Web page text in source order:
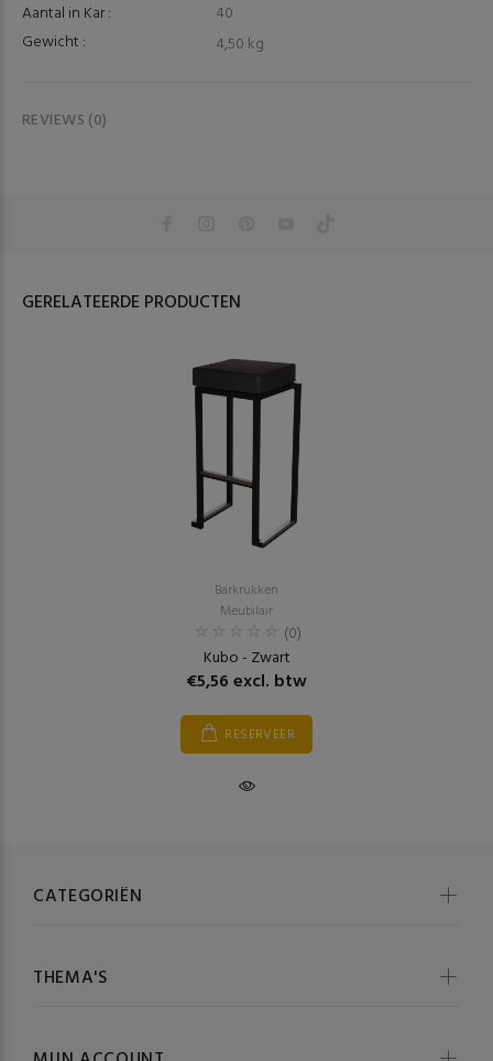
Aantal in Kar :
40
Gewicht :
4,50 kg
REVIEWS (0)
GERELATEERDE PRODUCTEN
Barkrukken
Meubilair
(0)
Kubo - Zwart
€5,56 excl. btw
RESERVEER
CATEGORIËN
THEMA'S